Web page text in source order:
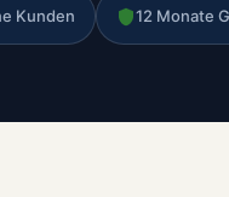
Kunden 12 Monate